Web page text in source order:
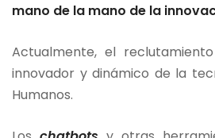
mano de la mano de la
Actualmente, el
innovador y dinámico de la
Humanos.